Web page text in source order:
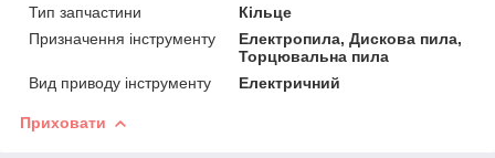
Тип запчастини
Кільце
Призначення інструменту
Електропила, Дискова пила,
Торцювальна пила
Вид приводу інструменту
Електричний
Приховати